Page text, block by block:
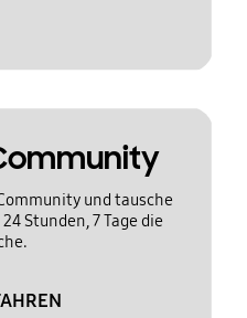
und tausche
Stunden, 7 Tage die